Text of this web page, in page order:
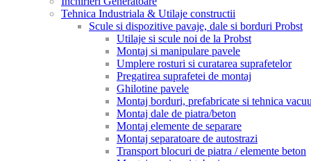
Tehnica Industriala & Utilaje constructii
Scule si dispozitive pavaje, dale si borduri Probst
Utilaje si scule noi de la Probst
Montaj si manipulare pavele
Umplere rosturi si curatarea suprafetelor
Pregatirea suprafetei de montaj
Ghilotine pavele
Montaj borduri, prefabricate si tehnica
Montaj dale de piatra/beton
Montaj elemente de separare
Montaj separatoare de autostrazi
Transport blocuri de piatra / elemente beton